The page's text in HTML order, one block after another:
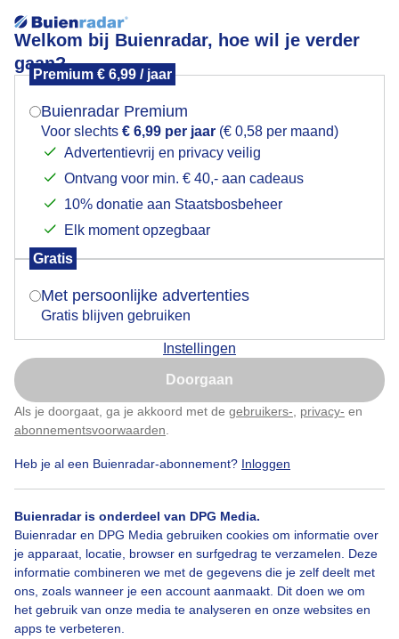
Welkom bij Buienradar, hoe wil je verder
gaan?
Premium € 6,99 / jaar
Buienradar Premium
Voor slechts € 6,99 per jaar (€ 0,58 per maand)
Advertentievrij en privacy veilig
Ontvang voor min. € 40,- aan cadeaus
10% donatie aan Staatsbosbeheer
Elk moment opzegbaar
Gratis
Met persoonlijke advertenties
Gratis blijven gebruiken
Instellingen
Doorgaan
Als je doorgaat, ga je akkoord met de gebruikers- privacy- en
abonnementsvoorwaarden
Heb je al een Buienradar-abonnement? Inloggen
Buienradar is onderdeel van DPG Media.
Buienradar en DPG Media gebruiken cookies om informatie over
je apparaat, locatie, browser en surfgedrag te verzamelen. Deze
informatie combineren we met de gegevens die je zelf deelt met
ons, zoals wanneer je een account aanmaakt. Dit doen we om
het gebruik van onze media te analyseren en onze websites en
apps te verbeteren.
Het zonnetje is erbij
Door: Dilia van Zon Gemaakt: 11-05-2026, 54x bekeken
Zon Wolken
Bekijk slideshow
Mogen we je locatie gebruiken voor het
Indien je hier nog geen akkoord op hebt gegeven,
verschijnt er zo een pop-up uit je browser waarin
Is goed, toon de popup
Nu niet, misschien later
Klik hierom dit aan te passen